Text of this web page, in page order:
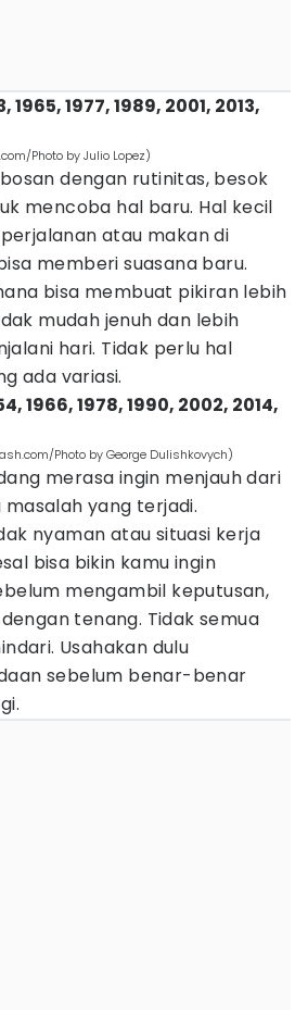
1965, 1977, 1989, 2001, 2013,
Photo by Julio Lopez)
dengan rutinitas, besok
mencoba hal baru. Hal kecil
atau makan di
memberi suasana baru.
bisa membuat pikiran lebih
mudah jenuh dan lebih
hari. Tidak perlu hal
ada variasi.
1966, 1978, 1990, 2002, 2014,
Photo by George Dulishkovych)
merasa ingin menjauh dari
yang terjadi.
nyaman atau situasi kerja
bisa bikin kamu ingin
mengambil keputusan,
tenang. Tidak semua
Usahakan dulu
sebelum benar-benar